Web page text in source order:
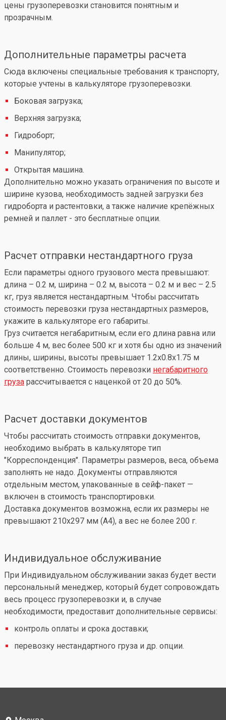
цены грузоперевозки становится понятным и
прозрачным.
Дополнительные параметры расчета
Сюда включены специальные требования к транспорту,
которые учтены в калькуляторе грузоперевозки.
Боковая загрузка;
Верхняя загрузка;
Гидроборт;
Манипулятор;
Открытая машина.
Дополнительно можно указать ограничения по высоте и
ширине кузова, необходимость задней загрузки без
гидроборта и растентовки, а также наличие крепёжных
ремней и паллет - это бесплатные опции.
Расчет отправки нестандартного груза
Если параметры одного грузового места превышают:
длина – 0.2 м, ширина – 0.2 м, высота – 0.2 м и вес – 2.5
кг, груз является нестандартным. Чтобы рассчитать
стоимость перевозки груза нестандартных размеров,
укажите в калькуляторе его габариты.
Груз считается негабаритным, если его длина равна или
больше 4 м, вес более 500 кг и хотя бы одно из значений
длины, ширины, высоты превышает 1.2x0.8x1.75 м
соответственно. Стоимость перевозки негабаритного
груза рассчитывается с наценкой от 20 до 50%.
Расчет доставки документов
Чтобы рассчитать стоимость отправки документов,
необходимо выбрать в калькуляторе тип
"Корреспонденция". Параметры размеров, веса, объема
заполнять не надо. Документы отправляются
отдельным местом, упакованные в сейф-пакет —
включен в стоимость транспортировки.
Доставка документов возможна, если их размеры не
превышают 210x297 мм (А4), а вес не более 200 г.
Индивидуальное обслуживание
При Индивидуальном обслуживании заказ будет вести
персональный менеджер, который будет сопровождать
весь процесс грузоперевозки и, в случае
необходимости, предоставит дополнительные сервисы:
контроль оплаты и срока доставки;
перевозку нестандартного груза и др. опции.